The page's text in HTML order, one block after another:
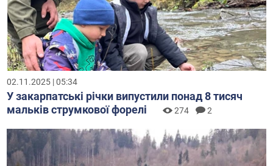
02.11.2025 | 05:34
У закарпатські річки випустили понад 8 тисяч
мальків струмкової форелі
274 2